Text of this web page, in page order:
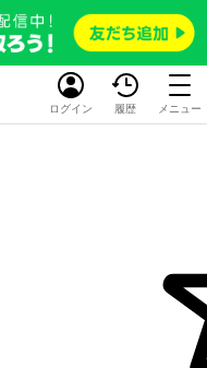
ログイン 履歴 メニュー